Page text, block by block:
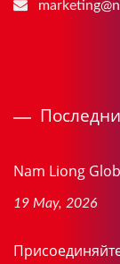
Nam Liong
19 May, 2026